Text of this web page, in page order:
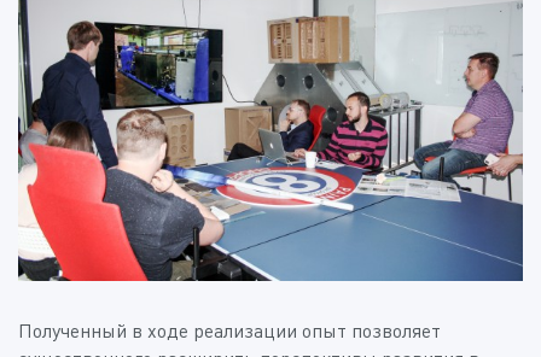
Полученный в ходе реализации опыт позволяет